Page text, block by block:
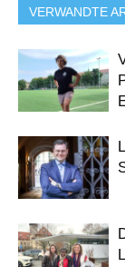
VERWANDTE